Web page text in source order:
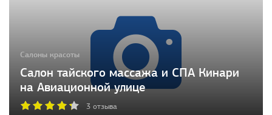
Салоны красоты
Салон тайского массажа и СПА Кинари
на Авиационной улице
3 отзыва